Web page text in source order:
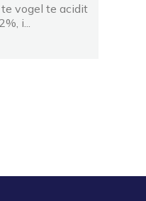
vogel te acidit
i...